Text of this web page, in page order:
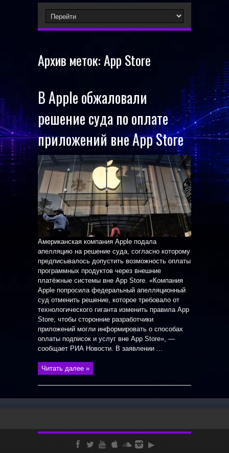
Архив меток:App Store
В Apple обжаловали
решение суда по оплате
приложений вне App Store
Американская компания Apple подала
апелляцию на решение суда, согласно которому
предписывалось допустить возможность оплаты
программных продуктов через внешние
платёжные системы вне App Store. «Компания
Apple попросила федеральный апелляционный
суд отменить решение, которое требовало от
технологического гиганта изменить правила App
Store, чтобы сторонние разработчики
приложений могли информировать о способах
оплаты подписок и услуг вне App Store», —
сообщает РИА Новости. В заявлении ...
Читать далее »